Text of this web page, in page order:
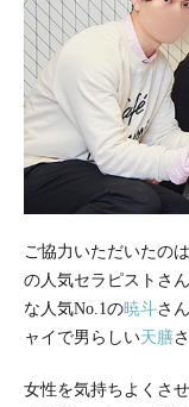
ご協力いただいたの
の人気セラピストさ
な人気No.1の暁斗さ
ャイで男らしい天膳
女性を気持ちよくさ